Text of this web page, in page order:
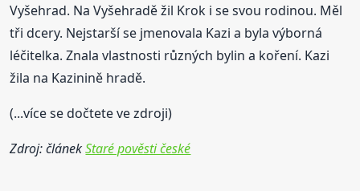
Vyšehrad. Na Vyšehradě žil Krok i se svou rodinou. Měl
tři dcery. Nejstarší se jmenovala Kazi a byla výborná
léčitelka. Znala vlastnosti různých bylin a koření. Kazi
žila na Kazinině hradě.
(...více se dočtete ve zdroji)
Zdroj: článekStaré pověsti české